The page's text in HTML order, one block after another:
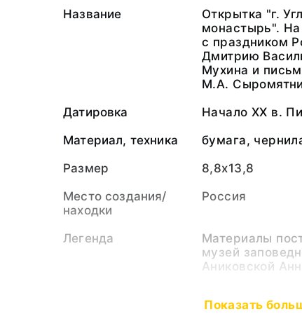
Название
Открытка "г.
монастырь". На
с праздником
Дмитрию
Мухина и
М.А.
Датировка
Начало XX в.
Материал, техника
бумага,
Размер
8,8х13,8
Место создания/
находки
Россия
Легенда
Материалы
музей
Аниковской
Показать